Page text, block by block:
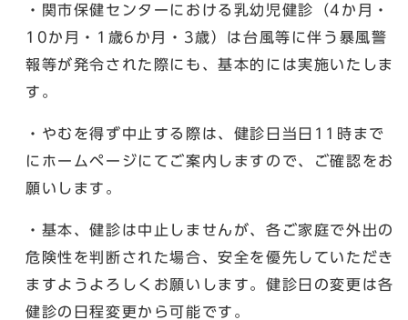
・関市保健センターにおける乳幼児健診（4か月・
10か月・1歳6か月・3歳）は台風等に伴う暴風警
報等が発令された際にも、基本的には実施いたしま
す。
・やむを得ず中止する際は、健診日当日11時まで
にホームページにてご案内しますので、ご確認をお
願いします。
・基本、健診は中止しませんが、各ご家庭で外出の
危険性を判断された場合、安全を優先していただき
ますようよろしくお願いします。健診日の変更は各
健診の日程変更から可能です。